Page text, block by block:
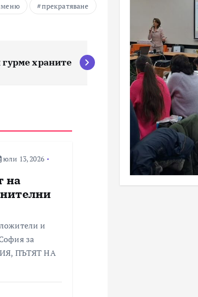
меню прекратяване
храните
юли 13, 2026
на
и
за
ПЪТЯТ НА